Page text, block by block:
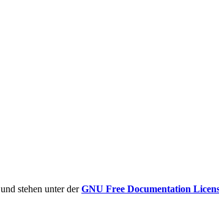
und stehen unter derGNU Free Documentation